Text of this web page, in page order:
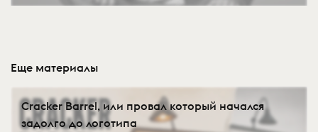
Еще материалы
Cracker Barrel, или провал который начался
задолго до логотипа